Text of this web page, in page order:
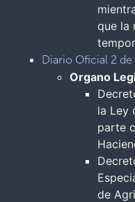
que la
Diario Oficial 2
Organo
la Ley
parte
de